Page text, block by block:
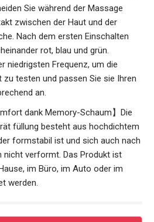
Sie während der Massage
zwischen der Haut und der
Nach dem ersten Einschalten
rot, blau und grün.
niedrigsten Frequenz, um die
testen und passen Sie sie Ihren
an.
dank Memory-Schaum】Die
füllung besteht aus hochdichtem
formstabil ist und sich auch nach
nicht verformt. Das Produkt ist
im Büro, im Auto oder im
werden.